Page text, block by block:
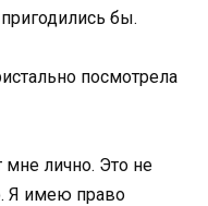
бы.
посмотрела
мне лично. Это не
Я имею право